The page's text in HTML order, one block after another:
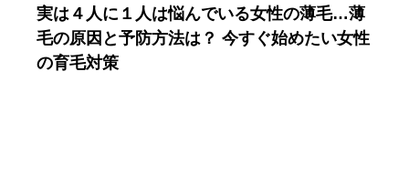
実は４人に１人は悩んでいる女性の薄毛…薄
毛の原因と予防方法は？ 今すぐ始めたい女性
の育毛対策